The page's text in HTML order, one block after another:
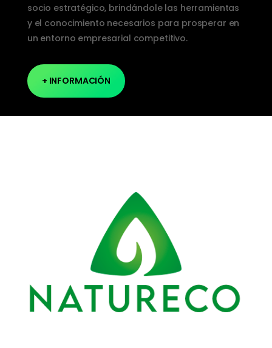
socio estratégico, brindándole las herramientas
y el conocimiento necesarios para prosperar en
un entorno empresarial competitivo.
+ INFORMACIÓN